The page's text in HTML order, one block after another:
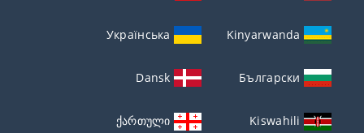
Kinyarwanda
Українська
Български
Dansk
Kiswahili
ქართული